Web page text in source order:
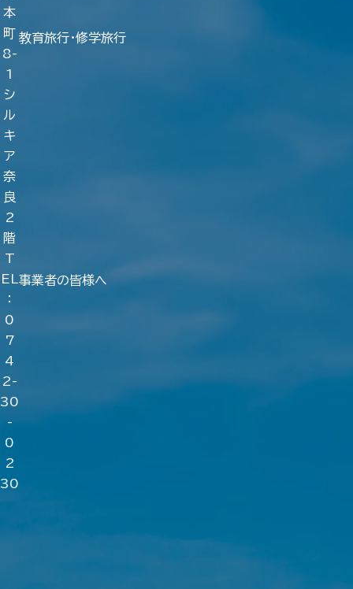
本
町
8-
1
シ
ル
キ
ア
奈
良
2
階
T
EL
：
0
7
4
2-
30
-
0
2
30
教育旅行・修学旅行
事業者の皆様へ